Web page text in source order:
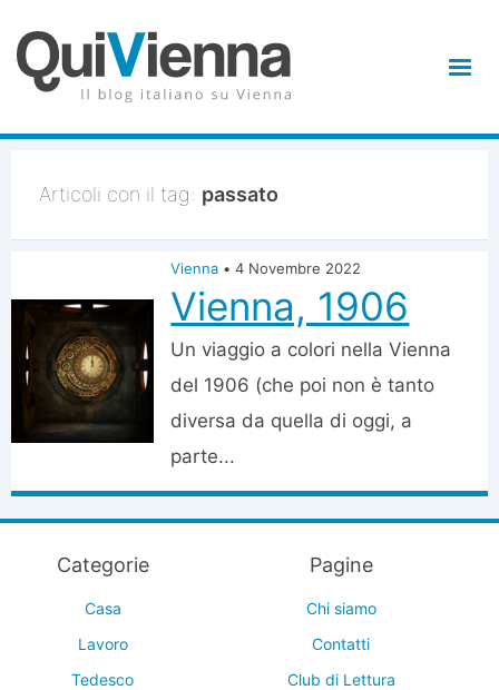
Articoli con il tag: passato
Vienna • 4 Novembre 2022
Vienna, 1906
Un viaggio a colori nella Vienna
del 1906 (che poi non è tanto
diversa da quella di oggi, a
parte...
Categorie
Casa
Lavoro
Tedesco
Pagine
Chi siamo
Contatti
Club di Lettura